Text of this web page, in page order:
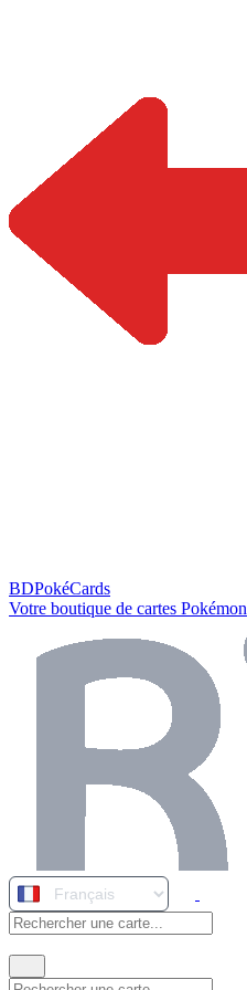
BDPokéCards
Votre boutique de cartes Pokémon